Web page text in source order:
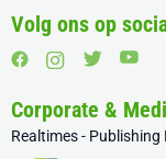
Volg ons op
Corporate &
Realtimes -